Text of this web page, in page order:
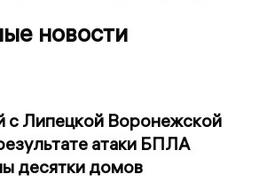
новости
с Липецкой Воронежской
атаки БПЛА
десятки домов